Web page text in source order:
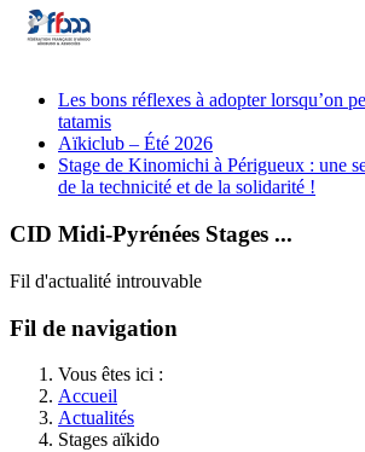
Les bons réflexes à adopter lorsqu’on
tatamis
Aïkiclub – Été 2026
Stage de Kinomichi à Périgueux : une
de la technicité et de la solidarité !
CID Midi-Pyrénées Stages ...
Fil d'actualité introuvable
Fil de navigation
Vous êtes ici :
Accueil
Actualités
Stages aïkido